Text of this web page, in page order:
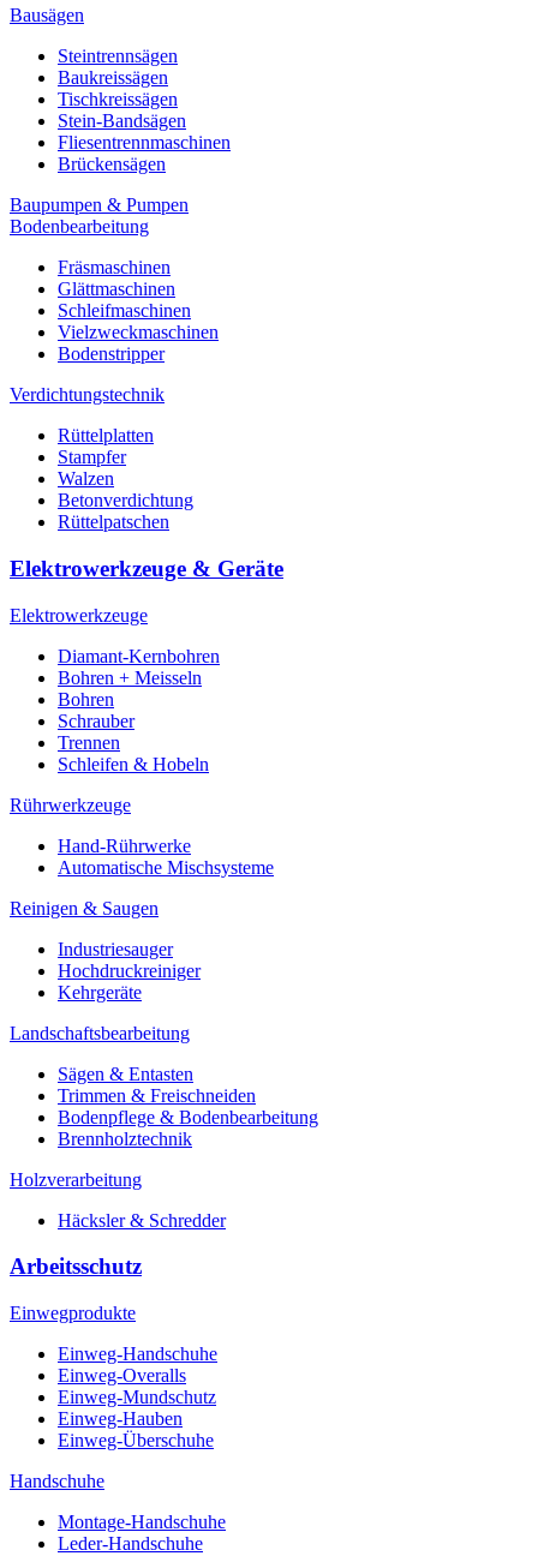
Bausägen
Steintrennsägen
Baukreissägen
Tischkreissägen
Stein-Bandsägen
Fliesentrennmaschinen
Brückensägen
Baupumpen & Pumpen
Bodenbearbeitung
Fräsmaschinen
Glättmaschinen
Schleifmaschinen
Vielzweckmaschinen
Bodenstripper
Verdichtungstechnik
Rüttelplatten
Stampfer
Walzen
Betonverdichtung
Rüttelpatschen
Elektrowerkzeuge & Geräte
Elektrowerkzeuge
Diamant-Kernbohren
Bohren + Meisseln
Bohren
Schrauber
Trennen
Schleifen & Hobeln
Rührwerkzeuge
Hand-Rührwerke
Automatische Mischsysteme
Reinigen & Saugen
Industriesauger
Hochdruckreiniger
Kehrgeräte
Landschaftsbearbeitung
Sägen & Entasten
Trimmen & Freischneiden
Bodenpflege & Bodenbearbeitung
Brennholztechnik
Holzverarbeitung
Häcksler & Schredder
Arbeitsschutz
Einwegprodukte
Einweg-Handschuhe
Einweg-Overalls
Einweg-Mundschutz
Einweg-Hauben
Einweg-Überschuhe
Handschuhe
Montage-Handschuhe
Leder-Handschuhe